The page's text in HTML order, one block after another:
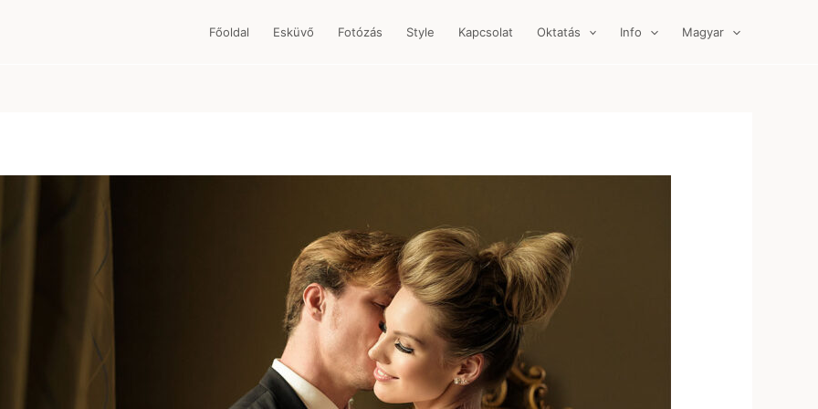
Főoldal Esküvő Fotózás Style Kapcsolat Oktatás Info Magyar